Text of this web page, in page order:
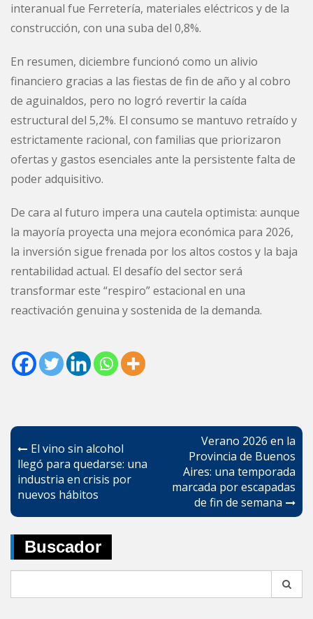
interanual fue Ferretería, materiales eléctricos y de la
construcción, con una suba del 0,8%.
En resumen, diciembre funcionó como un alivio
financiero gracias a las fiestas de fin de año y al cobro
de aguinaldos, pero no logró revertir la caída
estructural del 5,2%. El consumo se mantuvo retraído y
estrictamente racional, con familias que priorizaron
ofertas y gastos esenciales ante la persistente falta de
poder adquisitivo.
De cara al futuro impera una cautela optimista: aunque
la mayoría proyecta una mejora económica para 2026,
la inversión sigue frenada por los altos costos y la baja
rentabilidad actual. El desafío del sector será
transformar este “respiro” estacional en una
reactivación genuina y sostenida de la demanda.
Navegación
de
entradas
El vino sin alcohol
llegó para quedarse: una
industria en crisis por
nuevos hábitos
Verano 2026 en la
Provincia de Buenos
Aires: una temporada
marcada por escapadas
de fin de semana
Buscador